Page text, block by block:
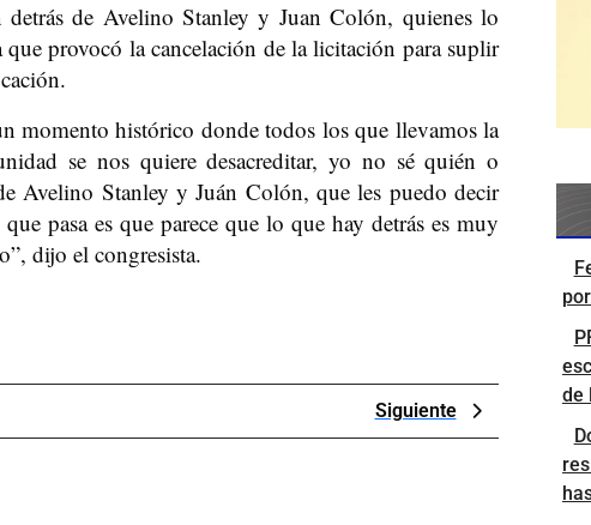
detrás de Avelino Stanley y Juan Colón, quienes lo
que provocó la cancelación de la licitación para suplir
momento histórico donde todos los que llevamos la
se nos quiere desacreditar, yo no sé quién o
Avelino Stanley y Juán Colón, que les puedo decir
pasa es que parece que lo que hay detrás es muy
dijo el congresista.
Siguiente
Post
de